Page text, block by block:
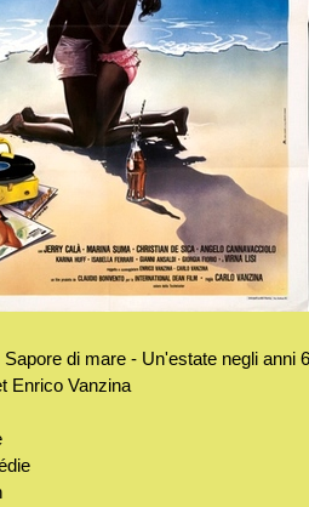
di mare - Un'estate negli anni
Enrico Vanzina